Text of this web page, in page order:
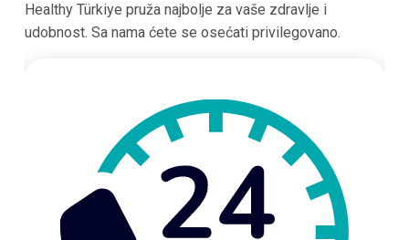
Healthy Türkiye pruža najbolje za vaše zdravlje i
udobnost. Sa nama ćete se osećati privilegovano.